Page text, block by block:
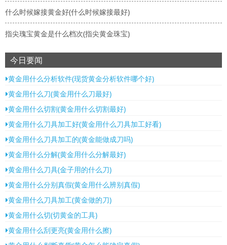
什么时候嫁接黄金好(什么时候嫁接最好)
指尖瑰宝黄金是什么档次(指尖黄金珠宝)
今日要闻
黄金用什么分析软件(现货黄金分析软件哪个好)
黄金用什么刀(黄金用什么刀最好)
黄金用什么切割(黄金用什么切割最好)
黄金用什么刀具加工好(黄金用什么刀具加工好看)
黄金用什么刀具加工的(黄金能做成刀吗)
黄金用什么分解(黄金用什么分解最好)
黄金用什么刀具(金子用的什么刀)
黄金用什么分别真假(黄金用什么辨别真假)
黄金用什么刀具加工(黄金做的刀)
黄金用什么切(切黄金的工具)
黄金用什么刮更亮(黄金用什么擦)